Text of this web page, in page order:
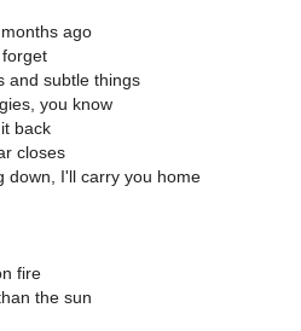
ago
and subtle things
you know
back
closes
down, I'll carry you home
fire
the sun